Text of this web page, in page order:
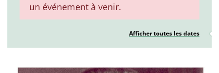
un événement à venir.
Afficher toutes les dates